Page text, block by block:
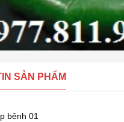
SẢN PHẨM
bênh 01